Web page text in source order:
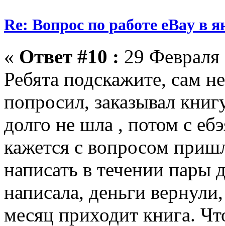
Re: Вопрос по работе eBay в
« Ответ #10 : 29
Ребята подскажите, сам
попросил, заказывал
долго не шла , потом с
кажется с вопросом
написать в течении
написала, деньги
месяц приходит книга.